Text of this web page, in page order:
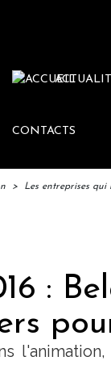
CONTACTS
> Les entreprises qui
: